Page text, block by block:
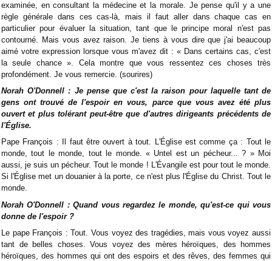
examinée, en consultant la médecine et la morale. Je pense qu'il y a une
règle générale dans ces cas-là, mais il faut aller dans chaque cas en
particulier pour évaluer la situation, tant que le principe moral n'est pas
contourné. Mais vous avez raison. Je tiens à vous dire que j'ai beaucoup
aimé votre expression lorsque vous m'avez dit : « Dans certains cas, c'est
la seule chance ». Cela montre que vous ressentez ces choses très
profondément. Je vous remercie. (sourires)
Norah O'Donnell : Je pense que c'est la raison pour laquelle tant de
gens ont trouvé de l'espoir en vous, parce que vous avez été plus
ouvert et plus tolérant peut-être que d'autres dirigeants précédents de
l'Église.
Pape François : Il faut être ouvert à tout. L'Église est comme ça : Tout le
monde, tout le monde, tout le monde. « Untel est un pécheur... ? » Moi
aussi, je suis un pécheur. Tout le monde ! L'Évangile est pour tout le monde.
Si l'Église met un douanier à la porte, ce n'est plus l'Église du Christ. Tout le
monde.
Norah O'Donnell : Quand vous regardez le monde, qu'est-ce qui vous
donne de l'espoir ?
Le pape François : Tout. Vous voyez des tragédies, mais vous voyez aussi
tant de belles choses. Vous voyez des mères héroïques, des hommes
héroïques, des hommes qui ont des espoirs et des rêves, des femmes qui